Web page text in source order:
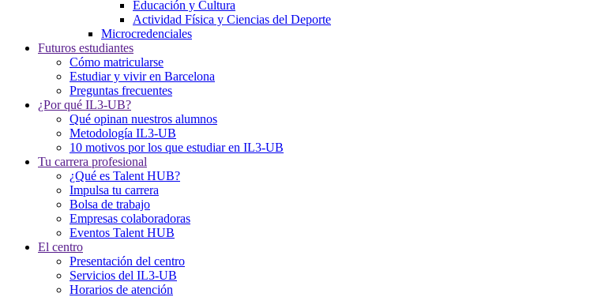
Educación y Cultura
Actividad Física y Ciencias del Deporte
Microcredenciales
Futuros estudiantes
Cómo matricularse
Estudiar y vivir en Barcelona
Preguntas frecuentes
¿Por qué IL3-UB?
Qué opinan nuestros alumnos
Metodología IL3-UB
10 motivos por los que estudiar en IL3-UB
Tu carrera profesional
¿Qué es Talent HUB?
Impulsa tu carrera
Bolsa de trabajo
Empresas colaboradoras
Eventos Talent HUB
El centro
Presentación del centro
Servicios del IL3-UB
Horarios de atención